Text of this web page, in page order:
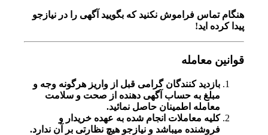
هنگام تماس فراموش نکنید که بگویید آگهی را در نیازجو
پیدا کرده اید!
قوانین معامله
بازدید کنندگان گرامی قبل از واریز هرگونه وجه و
مبلغ به حساب آگهی دهنده از صحت و سلامت
معامله اطمینان حاصل نمائید.
کلیه معاملات انجام شده به عهده خریدار و
فروشنده میباشد و نیازجو هیچ نظارتی بر آن ندارد.